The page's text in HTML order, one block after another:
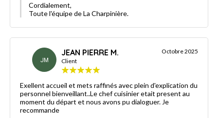
Cordialement,
Toute l'équipe de La Charpinière.
JM
JEAN PIERRE M.
Client
Octobre 2025
Exellent accueil et mets raffinés avec plein d'explication du
personnel bienveillant..Le chef cuisinier etait present au
moment du départ et nous avons pu dialoguer. Je
recommande